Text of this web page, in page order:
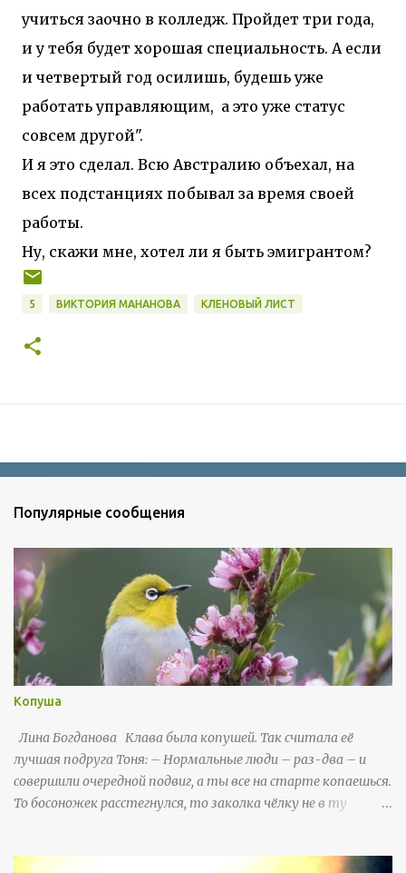
учиться заочно в колледж. Пройдет три года,
и у тебя будет хорошая специальность. А если
и четвертый год осилишь, будешь уже
работать управляющим, а это уже статус
совсем другой".
И я это сделал. Всю Австралию объехал, на
всех подстанциях побывал за время своей
работы.
Ну, скажи мне, хотел ли я быть эмигрантом?
5 ВИКТОРИЯ МАНАНОВА КЛЕНОВЫЙ ЛИСТ
Популярные сообщения
Копуша
Лина Богданова Клава была копушей. Так считала её
лучшая подруга Тоня: – Нормальные люди – раз-два – и
совершили очередной подвиг, а ты все на старте копаешься.
То босоножек расстегнулся, то заколка чёлку не в ту
тут скажешь, когда мудрая Тоня кругом права. И насчёт